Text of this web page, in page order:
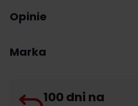
Opinie
Marka
100 dni na